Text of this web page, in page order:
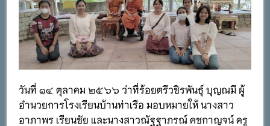
กิจกรรม SAFETY FOR KIDS เสริมสร้างวินัยและ
ความปลอดภัยในการใช้รถใช้ถนน
วันที่ ๑๔ ตุลาคม ๒๕๖๖ ว่าที่ร้อยตรีวชิรพันธุ์ บุญณมี ผู้
อำนวยการโรงเรียนบ้านท่าเรือ มอบหมายให้ นางสาว
อาภาพร เรียนชัย และนางสาวณัฐฐาภรณ์ คชกาญจน์ ครู